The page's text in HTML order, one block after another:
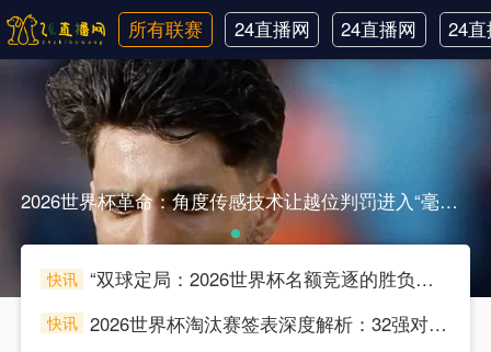
所有联赛
24直播网
英超
24直播网
世界杯
24
韩
2026世界杯革命：角度传感技术让越位判罚进入“毫米级时代”2026世界杯革命：角度传感技术让越位判罚进入“毫米级时代”
快讯
“双球定局：2026世界杯名额竞逐的胜负分水岭”
快讯
2026世界杯淘汰赛签表深度解析：32强对位的底层逻辑与博弈推演